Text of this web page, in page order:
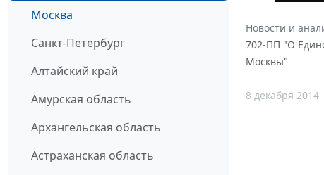
Москва
Санкт-Петербург
Алтайский край
Амурская область
Архангельская область
Астраханская область
Новости и
702-ПП "О
Москвы"
8 декабря 2014